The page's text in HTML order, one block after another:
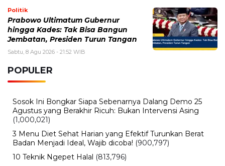
Politik
Prabowo Ultimatum Gubernur
hingga Kades: Tak Bisa Bangun
Jembatan, Presiden Turun Tangan
Sabtu, 8 Agu 2026 - 21:52 WIB
POPULER
Sosok Ini Bongkar Siapa Sebenarnya Dalang Demo 25
Agustus yang Berakhir Ricuh: Bukan Intervensi Asing
(1,000,021)
3 Menu Diet Sehat Harian yang Efektif Turunkan Berat
Badan Menjadi Ideal, Wajib dicoba! (900,797)
10 Teknik Ngepet Halal (813,796)